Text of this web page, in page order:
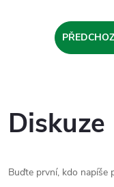
Diskuze
Buďte první, kdo napíše